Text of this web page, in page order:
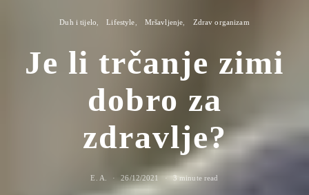
Duh i tijelo Lifestyle Mršavljenje Zdrav organizam
Je li trčanje zimi
dobro za
zdravlje?
E. A. 26/12/2021 3 minute read